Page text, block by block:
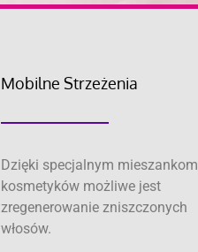
Mobilne Strzeżenia
Dzięki specjalnym mieszankom
kosmetyków możliwe jest
zregenerowanie zniszczonych
włosów.